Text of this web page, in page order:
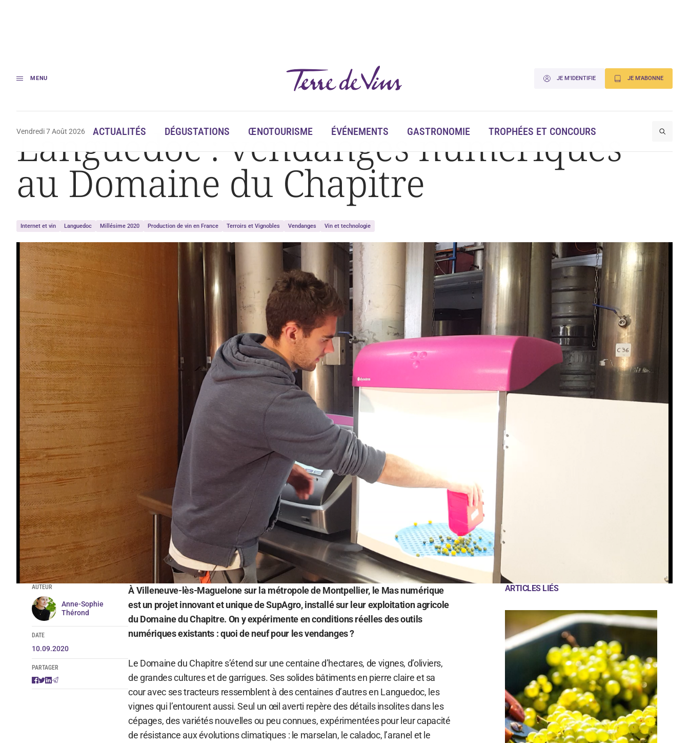
MENU JE M'IDENTIFIE JE M'ABONNE
Vendredi 7 Août 2026 ACTUALITÉS DÉGUSTATIONS ŒNOTOURISME ÉVÉNEMENTS GASTRONOMIE TROPHÉES ET CONCOURS
Accueil Languedoc : vendanges numériques au Domaine du Chapitre
Languedoc : vendanges numériques
au Domaine du Chapitre
Internet et vin Languedoc Millésime 2020 Production de vin en France Terroirs et Vignobles Vendanges Vin et technologie
AUTEUR
Anne-Sophie
Thérond
DATE
10.09.2020
PARTAGER
À Villeneuve-lès-Maguelone sur la métropole de Montpellier, le Mas numérique
est un projet innovant et unique de SupAgro, installé sur leur exploitation agricole
du Domaine du Chapitre. On y expérimente en conditions réelles des outils
numériques existants : quoi de neuf pour les vendanges ?
Le Domaine du Chapitre s’étend sur une centaine d’hectares, de vignes, d’oliviers,
de grandes cultures et de garrigues. Ses solides bâtiments en pierre claire et sa
cour avec ses tracteurs ressemblent à des centaines d’autres en Languedoc, les
vignes qui l’entourent aussi. Seul un œil averti repère des détails insolites dans les
cépages, des variétés nouvelles ou peu connues, expérimentées pour leur capacité
de résistance aux évolutions climatiques : le marselan, le caladoc, l’aranel et le
ARTICLES LIÉS